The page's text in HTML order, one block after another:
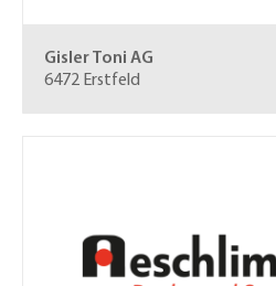
Gisler Toni AG
6472 Erstfeld